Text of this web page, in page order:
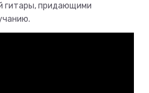
гитары, придающими